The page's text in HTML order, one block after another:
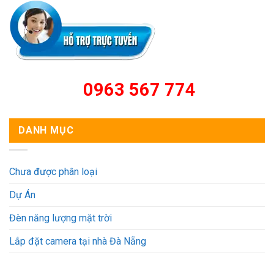
0963 567 774
DANH MỤC
Chưa được phân loại
Dự Án
Đèn năng lượng mặt trời
Lắp đặt camera tại nhà Đà Nẵng